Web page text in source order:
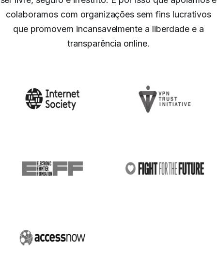
colaboramos com organizações sem fins lucrativos
que promovem incansavelmente a liberdade e a
transparência online.